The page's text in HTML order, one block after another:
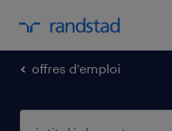
offres d'emploi